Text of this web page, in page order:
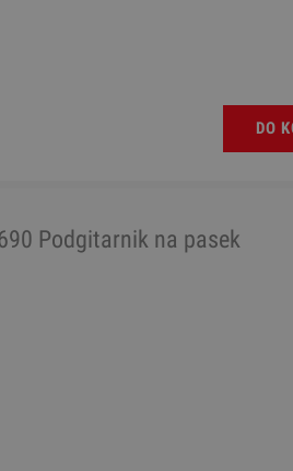
DO
Podgitarnik na pasek